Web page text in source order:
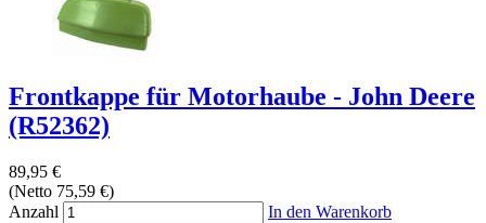
Frontkappe für Motorhaube - John Deere
(R52362)
89,95 €
(Netto 75,59 €)
Anzahl
In den Warenkorb